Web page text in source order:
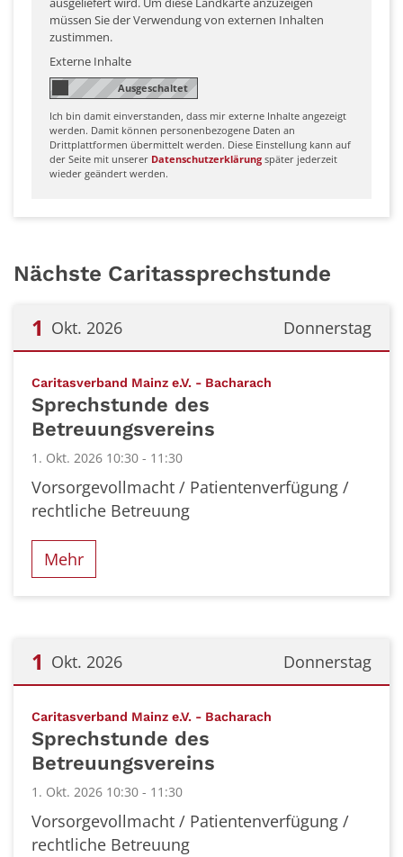
müssen Sie der Verwendung von externen Inhalten
zustimmen.
Externe Inhalte
Ich bin damit einverstanden, dass mir externe Inhalte angezeigt
werden. Damit können personenbezogene Daten an
Drittplattformen übermittelt werden. Diese Einstellung kann auf
der Seite mit unserer Datenschutzerklärung später jederzeit
wieder geändert werden.
Nächste Caritassprechstunde
Donnerstag
1 Okt. 2026
Caritasverband Mainz e.V. - Bacharach
Sprechstunde des
Betreuungsvereins
1. Okt. 2026 10:30 - 11:30
Vorsorgevollmacht / Patientenverfügung /
rechtliche Betreuung
Mehr
Donnerstag
1 Okt. 2026
Caritasverband Mainz e.V. - Bacharach
Sprechstunde des
Betreuungsvereins
1. Okt. 2026 10:30 - 11:30
Vorsorgevollmacht / Patientenverfügung /
rechtliche Betreuung